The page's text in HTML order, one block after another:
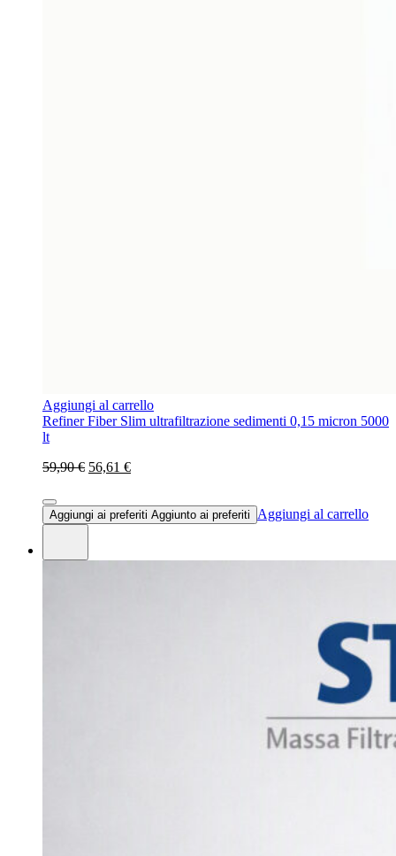
Aggiungi al carrello
Refiner Fiber Slim ultrafiltrazione sedimenti 0,15 micron 5000
lt
59,90 € 56,61 €
Aggiungi ai preferiti Aggiunto ai preferiti Aggiungi al carrello